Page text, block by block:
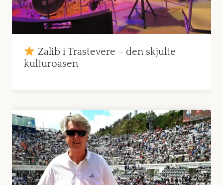
Zalib i Trastevere – den skjulte
kultur­oasen